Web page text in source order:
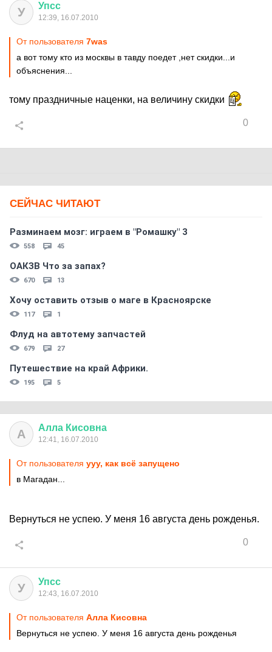
У Упсс
12:39, 16.07.2010
От пользователя 7was
а вот тому кто из москвы в тавду поедет ,нет скидки...и
объяснения...
тому праздничные наценки, на величину скидки
0
СЕЙЧАС ЧИТАЮТ
Разминаем мозг: играем в "Ромашку" 3
558 45
ОАКЗВ Что за запах?
670 13
Хочу оставить отзыв о маге в Красноярске
117 1
Флуд на автотему запчастей
679 27
Путешествие на край Африки.
195 5
А Алла Кисовна
12:41, 16.07.2010
От пользователя ууу, как всё запущено
в Магадан...
Вернуться не успею. У меня 16 августа день рожденья.
0
У Упсс
12:43, 16.07.2010
От пользователя Алла Кисовна
Вернуться не успею. У меня 16 августа день рожденья